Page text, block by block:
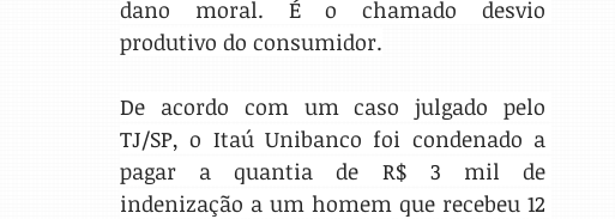
dano moral. É o chamado desvio
produtivo do consumidor.
De acordo com um caso julgado pelo
TJ/SP, o Itaú Unibanco foi condenado a
pagar a quantia de R$ 3 mil de
indenização a um homem que recebeu 12